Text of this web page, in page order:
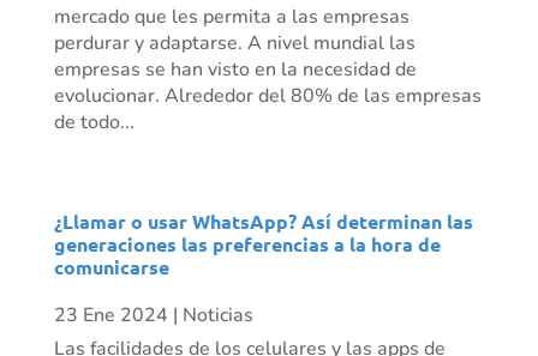
mercado que les permita a las empresas
perdurar y adaptarse. A nivel mundial las
empresas se han visto en la necesidad de
evolucionar. Alrededor del 80% de las empresas
de todo...
¿Llamar o usar WhatsApp? Así determinan las
generaciones las preferencias a la hora de
comunicarse
23 Ene 2024 | Noticias
Las facilidades de los celulares y las apps de